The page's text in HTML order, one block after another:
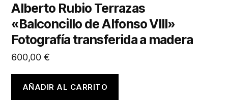
Alberto Rubio Terrazas
«Balconcillo de Alfonso VIII»
Fotografía transferida a madera
600,00 €
AÑADIR AL CARRITO